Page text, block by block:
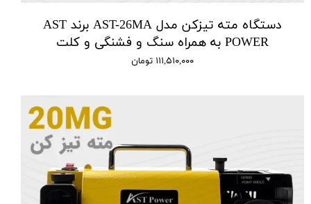
دستگاه مته تیزکن مدل AST-26MA برند AST
POWER به همراه سنگ و فشنگی و کلت
۱۱۱,۵۱۰,۰۰۰ تومان